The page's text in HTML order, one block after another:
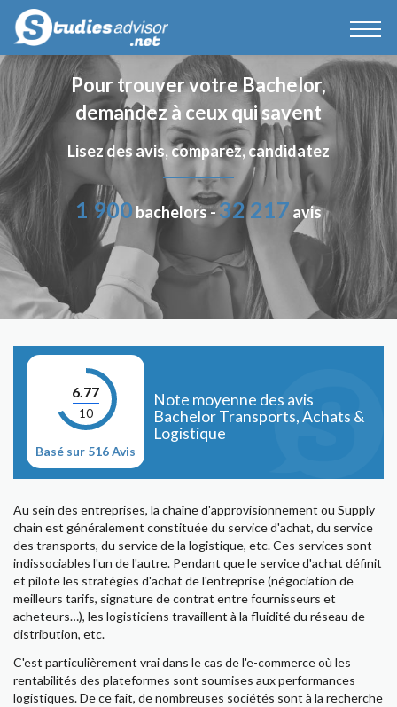
Pour trouver votre Bachelor,
demandez à ceux qui savent
Lisez des avis, comparez, candidatez
1 900 bachelors -32 217 avis
6.77
10
Basé sur 516 Avis
Note moyenne des avis
Bachelor Transports, Achats &
Logistique
Au sein des entreprises, la chaîne d'approvisionnement ou Supply
chain est généralement constituée du service d'achat, du service
des transports, du service de la logistique, etc. Ces services sont
indissociables l'un de l'autre. Pendant que le service d'achat définit
et pilote les stratégies d'achat de l'entreprise (négociation de
meilleurs tarifs, signature de contrat entre fournisseurs et
acheteurs…), les logisticiens travaillent à la fluidité du réseau de
distribution, etc.
C'est particulièrement vrai dans le cas de l'e-commerce où les
rentabilités des plateformes sont soumises aux performances
logistiques. De ce fait, de nombreuses sociétés sont à la recherche